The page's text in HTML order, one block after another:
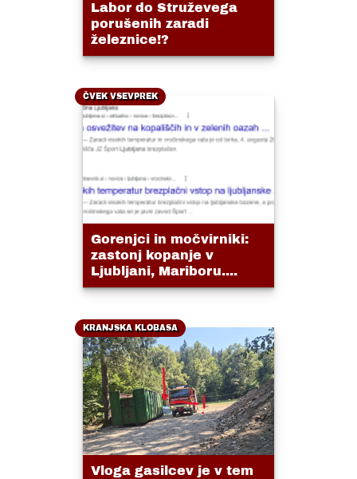
Labor do Struževega
porušenih zaradi
železnice!?
ČVEK VSEVPREK
Gorenjci in močvirniki:
zastonj kopanje v
Ljubljani, Mariboru....
KRANJSKA KLOBASA
Vloga gasilcev je v tem